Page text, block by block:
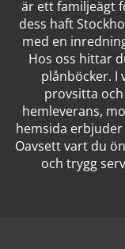
är ett familjeägt
dess haft
med en
Hos oss hittar
plånböcker. I
provsitta
hemleverans,
hemsida erbjuder
Oavsett vart du
och trygg